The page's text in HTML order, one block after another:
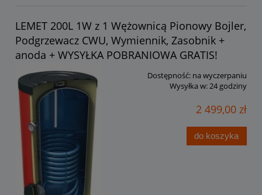
LEMET 200L 1W z 1 Wężownicą Pionowy Bojler,
Podgrzewacz CWU, Wymiennik, Zasobnik +
anoda + WYSYŁKA POBRANIOWA GRATIS!
Dostępność: na wyczerpaniu
Wysyłka w:24 godziny
2 499,00 zł
do koszyka